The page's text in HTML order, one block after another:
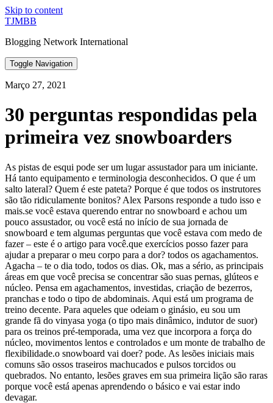
Skip to content
TJMBB
Blogging Network International
Toggle Navigation
Março 27, 2021
30 perguntas respondidas pela
primeira vez snowboarders
As pistas de esqui pode ser um lugar assustador para um iniciante.
Há tanto equipamento e terminologia desconhecidos. O que é um
salto lateral? Quem é este pateta? Porque é que todos os instrutores
são tão ridiculamente bonitos? Alex Parsons responde a tudo isso e
mais.se você estava querendo entrar no snowboard e achou um
pouco assustador, ou você está no início de sua jornada de
snowboard e tem algumas perguntas que você estava com medo de
fazer – este é o artigo para você.que exercícios posso fazer para
ajudar a preparar o meu corpo para a dor? todos os agachamentos.
Agacha – te o dia todo, todos os dias. Ok, mas a sério, as principais
áreas em que você precisa se concentrar são suas pernas, glúteos e
núcleo. Pensa em agachamentos, investidas, criação de bezerros,
pranchas e todo o tipo de abdominais. Aqui está um programa de
treino decente. Para aqueles que odeiam o ginásio, eu sou um
grande fã do vinyasa yoga (o tipo mais dinâmico, indutor de suor)
para os treinos pré-temporada, uma vez que incorpora a força do
núcleo, movimentos lentos e controlados e um monte de trabalho de
flexibilidade.o snowboard vai doer? pode. As lesões iniciais mais
comuns são ossos traseiros machucados e pulsos torcidos ou
quebrados. No entanto, lesões graves em sua primeira lição são raras
porque você está apenas aprendendo o básico e vai estar indo
devagar.